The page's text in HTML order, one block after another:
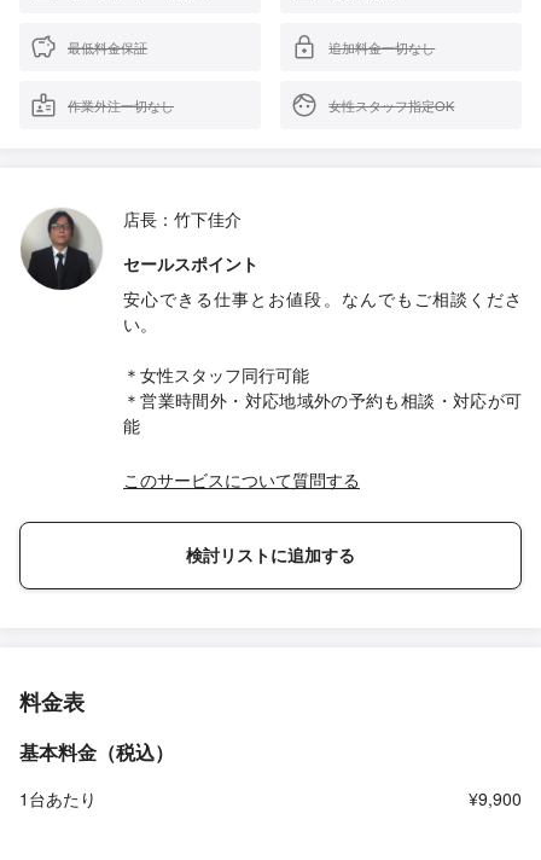
最低料金保証 追加料金一切なし
作業外注一切なし 女性スタッフ指定OK
店長：竹下佳介
セールスポイント
安心できる仕事とお値段。なんでもご相談くださ
い。
＊女性スタッフ同行可能
＊営業時間外・対応地域外の予約も相談・対応が可
能
このサービスについて質問する
検討リストに追加する
料金表
基本料金（税込）
1台あたり ¥9,900